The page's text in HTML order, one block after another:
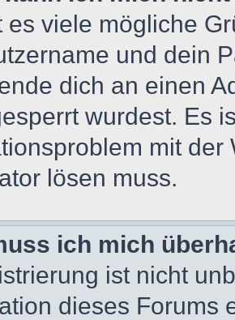
es viele mögliche
und dein
dich an einen
wurdest. Es
mit
lösen muss.
ich mich
ist nicht
dieses Forums